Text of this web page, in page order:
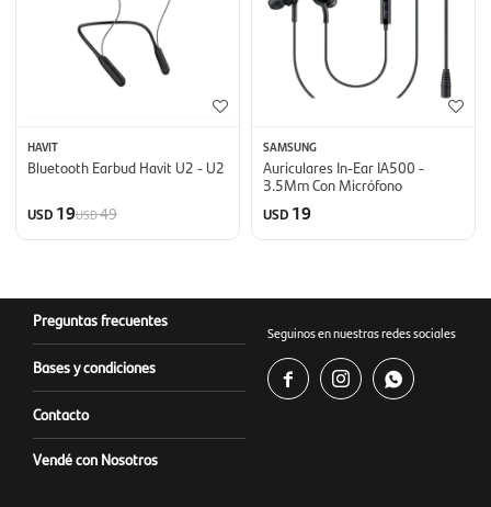
HAVIT
Bluetooth Earbud Havit U2 - U2
USD 19USD49
SAMSUNG
Auriculares In-Ear IA500 -
3.5Mm Con Micrófono
USD 19
Preguntas frecuentes
Bases y condiciones
Contacto
Vendé con Nosotros
Seguinos en nuestras redes sociales
  